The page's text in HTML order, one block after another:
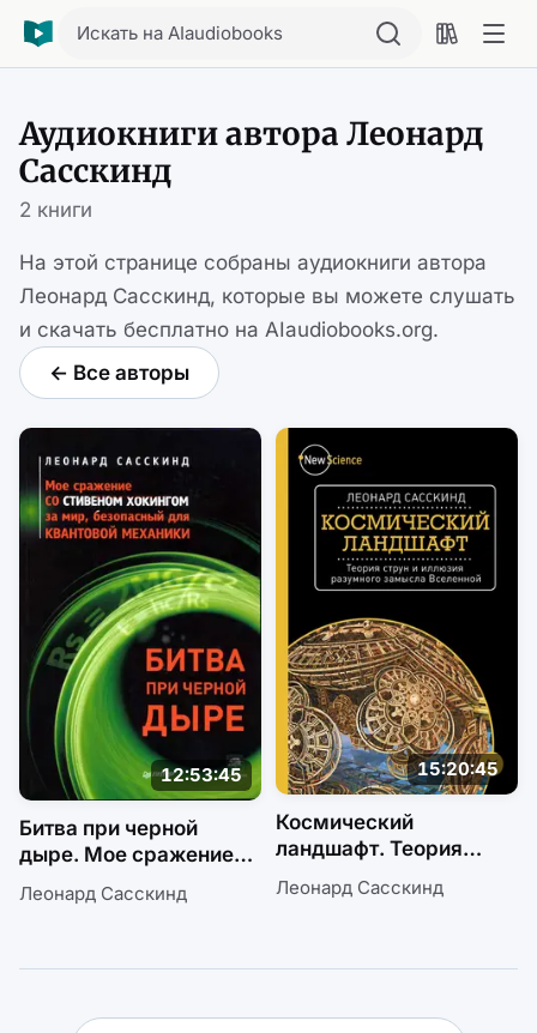
Искать на AIaudiobooks
Аудиокниги автора Леонард
Сасскинд
2 книги
На этой странице собраны аудиокниги автора
Леонард Сасскинд, которые вы можете слушать
и скачать бесплатно на AIaudiobooks.org.
← Все авторы
12:53:45
Битва при черной
дыре. Мое сражение
за мир, безопасный
Леонард Сасскинд
15:20:45
Космический
ландшафт. Теория
разумного замысла
Леонард Сасскинд